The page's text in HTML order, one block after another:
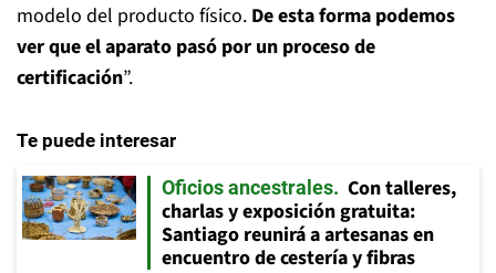
modelo del producto físico. De esta forma podemos
ver que el aparato pasó por un proceso de
certificación”.
Te puede interesar
Oficios ancestrales
Con talleres,
charlas y exposición gratuita:
Santiago reunirá a artesanas en
encuentro de cestería y fibras